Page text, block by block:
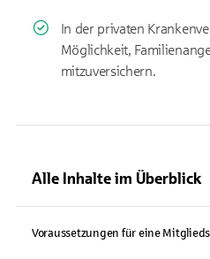
In der privaten
Möglichkeit,
mitzuversichern.
Alle Inhalte im Überblick
Voraussetzungen für eine